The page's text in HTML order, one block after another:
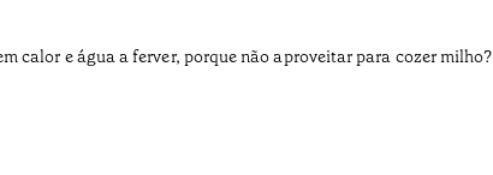
calor e água a ferver, porque não aproveitar para cozer milho?